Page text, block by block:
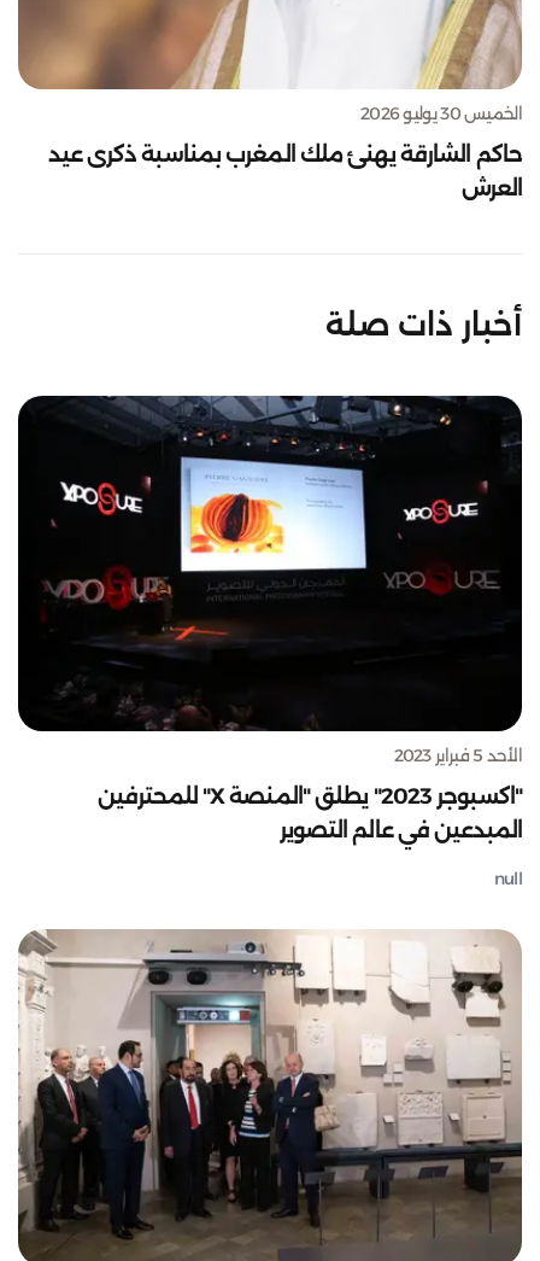
الخميس 30 يوليو 2026
حاكم الشارقة يهنئ ملك المغرب بمناسبة ذكرى عيد
العرش
أخبار ذات صلة
الأحد 5 فبراير 2023
"اكسبوجر 2023" يطلق "المنصة X" للمحترفين
المبدعين في عالم التصوير
null